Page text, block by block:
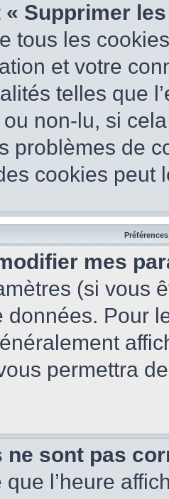
Supprimer
tous les
et votre
telles que
non-lu, si
problèmes de
cookies peut
mes
(si vous
données. Pour
permettra
ne sont pas
que l’heure